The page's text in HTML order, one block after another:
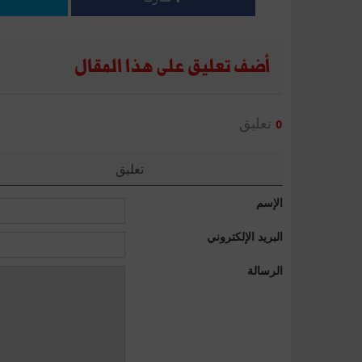
أضف تعليق على هذا المقال
0 تعليق
تعليق
الإسم
البريد الإلكتروني
الرسالة